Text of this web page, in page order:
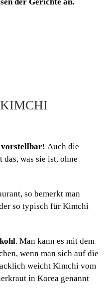
vorstellbar! Auch die
was sie ist, ohne
so bemerkt man
so typisch für Kimchi
. Man kann es mit dem
wenn man sich auf die
weicht Kimchi vom
in Korea genannt